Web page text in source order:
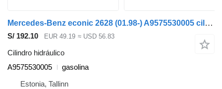
Mercedes-Benz econic 2628 (01.98-) A9575530005 cilindro hidráulico para Mercedes-Benz Econic (1998-2014) camión de basura
S/ 192.10 EUR 49.19 ≈ USD 56.83
Cilindro hidráulico
A9575530005
gasolina
Estonia, Tallinn